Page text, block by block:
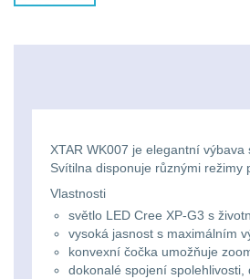
XTAR WK007 je elegantní
Svítilna disponuje různými režimy
Vlastnosti
světlo LED Cree XP-G3 s
vysoká jasnost s maximálním
konvexní čočka umožňuje
dokonalé spojení